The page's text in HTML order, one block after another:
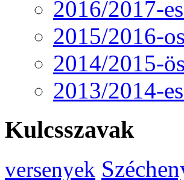
2016/2017-
2015/2016-
2014/2015-
2013/2014-
Kulcsszavak
versenyek